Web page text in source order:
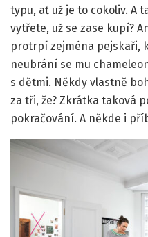
typu, ať už je to cokoliv. A
vytřete, už se zase kupí?
protrpí zejména pejskaři,
neubrání se mu
s dětmi. Někdy vlastně
za tři, že? Zkrátka taková
pokračování. A někde i